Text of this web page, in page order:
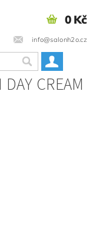
info@salonh2o.cz
0 Kč
CREAM